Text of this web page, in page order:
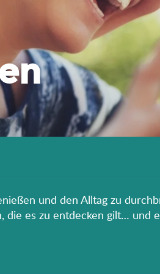
und den Alltag zu
es zu entdecken gilt… und